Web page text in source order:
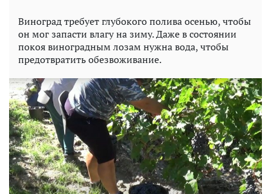
Виноград требует глубокого полива осенью, чтобы
он мог запасти влагу на зиму. Даже в состоянии
покоя виноградным лозам нужна вода, чтобы
предотвратить обезвоживание.